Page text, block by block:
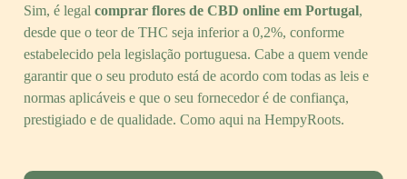
Sim, é legalcomprar flores de CBD online em Portugal,
desde que o teor de THC seja inferior a 0,2%, conforme
estabelecido pela legislação portuguesa. Cabe a quem vende
garantir que o seu produto está de acordo com todas as leis e
normas aplicáveis e que o seu fornecedor é de confiança,
prestigiado e de qualidade. Como aqui na HempyRoots.